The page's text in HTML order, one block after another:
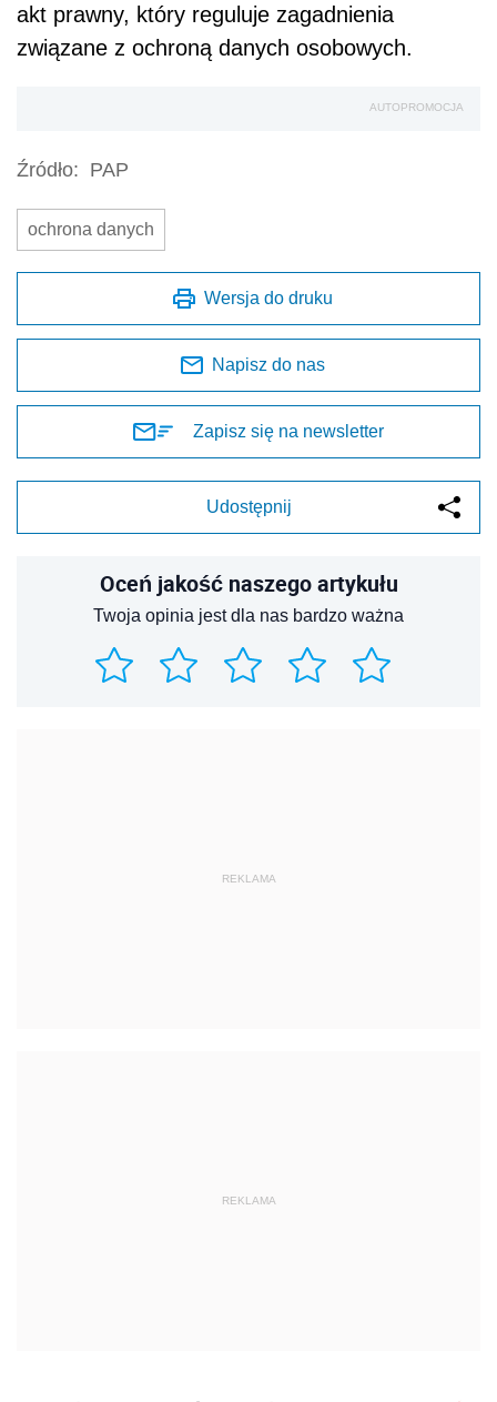
akt prawny, który reguluje zagadnienia
związane z ochroną danych osobowych.
AUTOPROMOCJA
Źródło: PAP
ochrona danych
Wersja do druku
Napisz do nas
Zapisz się na newsletter
Udostępnij
Oceń jakość naszego artykułu
Twoja opinia jest dla nas bardzo ważna
REKLAMA
REKLAMA